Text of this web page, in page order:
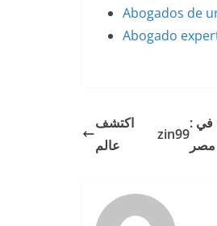
Abogados de
Abogado
اكتشف
عالم
zin99
: دليلك الشامل للعب الآمن والربح في
مصر